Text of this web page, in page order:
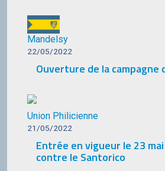
Mandelsy
22/05/2022
Ouverture de la campagne
Union Philicienne
21/05/2022
Entrée en vigueur le 23
contre le Santorico